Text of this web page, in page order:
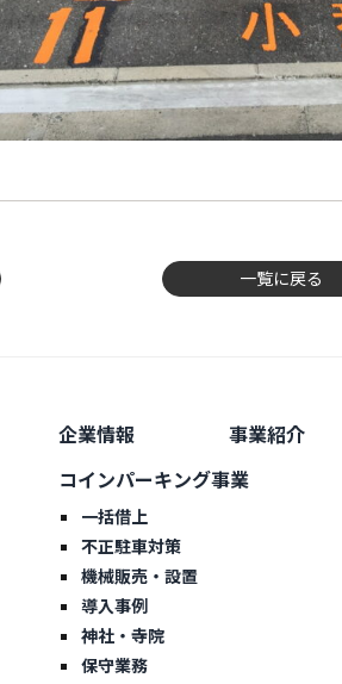
一覧に戻る
企業情報 事業紹介
コインパーキング事業
一括借上
不正駐車対策
機械販売・設置
導入事例
神社・寺院
保守業務